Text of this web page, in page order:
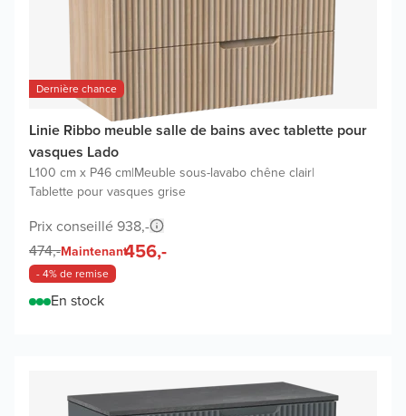
Dernière chance
Linie Ribbo meuble salle de bains avec tablette pour
vasques Lado
L100 cm x P46 cm|Meuble sous-lavabo chêne clair|
Tablette pour vasques grise
Prix conseillé 938,-
474,-Maintenant456,-
- 4% de remise
En stock